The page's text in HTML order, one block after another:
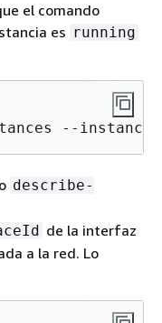
el comando
es running
--instance-
describe-
de la interfaz
a la red. Lo